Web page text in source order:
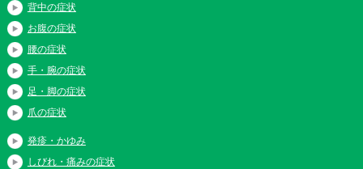
背中の症状
お腹の症状
腰の症状
手・腕の症状
足・脚の症状
爪の症状
発疹・かゆみ
しびれ・痛みの症状